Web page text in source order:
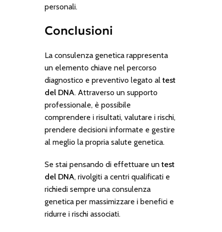
personali.
Conclusioni
La consulenza genetica rappresenta
un elemento chiave nel percorso
diagnostico e preventivo legato altest
del DNA. Attraverso un supporto
professionale, è possibile
comprendere i risultati, valutare i rischi,
prendere decisioni informate e gestire
al meglio la propria salute genetica.
Se stai pensando di effettuare untest
del DNA, rivolgiti a centri qualificati e
richiedi sempre una consulenza
genetica per massimizzare i benefici e
ridurre i rischi associati.